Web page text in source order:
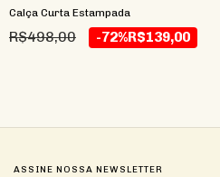
Calça Curta Estampada
R$498,00 -72%R$139,00
ASSINE NOSSA NEWSLETTER